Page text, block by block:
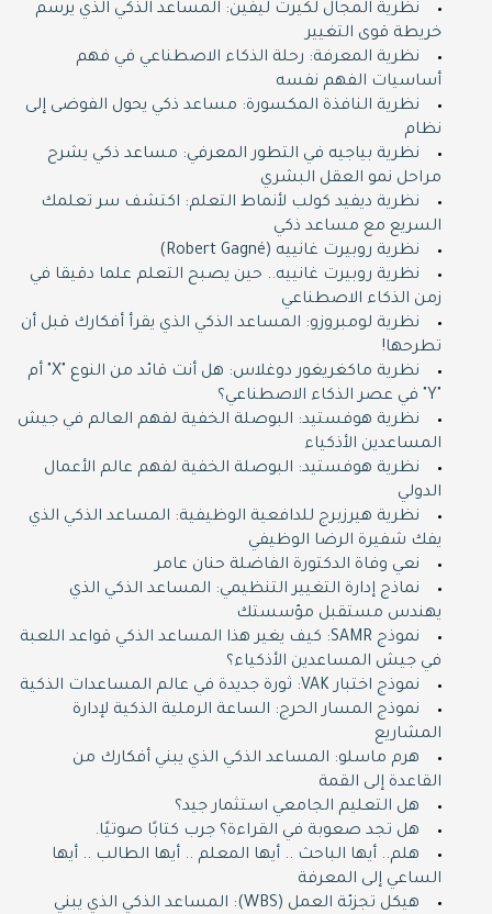
نظرية المجال لكيرت ليفين: المساعد الذكي الذي يرسم
خريطة قوى التغيير
نظرية المعرفة: رحلة الذكاء الاصطناعي في فهم
أساسيات الفهم نفسه
نظرية النافذة المكسورة: مساعد ذكي يحول الفوضى إلى
نظام
نظرية بياجيه في التطور المعرفي: مساعد ذكي يشرح
مراحل نمو العقل البشري
نظرية ديفيد كولب لأنماط التعلم: اكتشف سر تعلمك
السريع مع مساعد ذكي
نظرية روبيرت غانييه (Robert Gagné)
نظرية روبيرت غانييه.. حين يصبح التعلم علما دقيقا في
زمن الذكاء الاصطناعي
نظرية لومبروزو: المساعد الذكي الذي يقرأ أفكارك قبل أن
تطرحها!
نظرية ماكغريغور دوغلاس: هل أنت قائد من النوع "X" أم
نظرية هوفستيد: البوصلة الخفية لفهم العالم في جيش
المساعدين الأذكياء
نظرية هوفستيد: البوصلة الخفية لفهم عالم الأعمال
الدولي
نظرية هيرزبرج للدافعية الوظيفية: المساعد الذكي الذي
يفك شفيرة الرضا الوظيفي
نعي وفاة الدكتورة الفاضلة حنان عامر
نماذج إدارة التغيير التنظيمي: المساعد الذكي الذي
يهندس مستقبل مؤسستك
نموذج SAMR: كيف يغير هذا المساعد الذكي قواعد اللعبة
في جيش المساعدين الأذكياء؟
نموذج اختبار VAK: ثورة جديدة في عالم المساعدات الذكية
نموذج المسار الحرج: الساعة الرملية الذكية لإدارة
المشاريع
هرم ماسلو: المساعد الذكي الذي يبني أفكارك من
القاعدة إلى القمة
هل التعليم الجامعي استثمار جيد؟
هل تجد صعوبة في القراءة؟ جرب كتابًا صوتيًا.
هلم.. أيها الباحث .. أيها المعلم .. أيها الطالب .. أيها
الساعي إلى المعرفة
هيكل تجزئة العمل (WBS): المساعد الذكي الذي يبني